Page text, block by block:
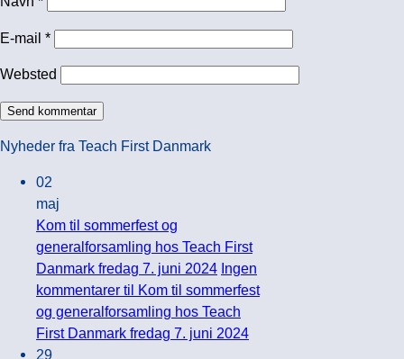
E-mail *
Websted
Nyheder fra Teach First Danmark
02
maj
Kom til sommerfest og
generalforsamling hos Teach First
Danmark fredag 7. juni 2024 Ingen
kommentarer til Kom til sommerfest
og generalforsamling hos Teach
First Danmark fredag 7. juni 2024
29